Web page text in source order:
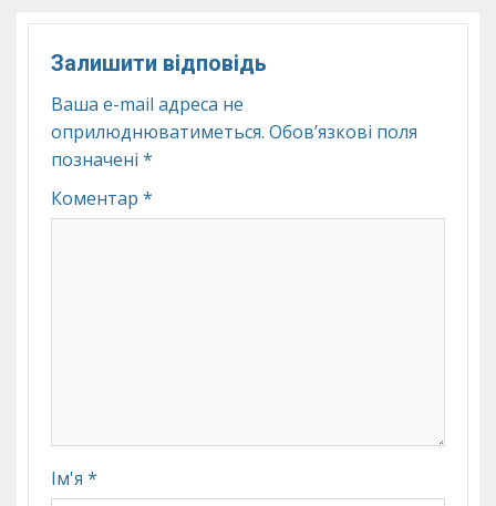
Залишити відповідь
Ваша e-mail адреса не
оприлюднюватиметься. Обов’язкові поля
позначені *
Коментар *
Ім'я *